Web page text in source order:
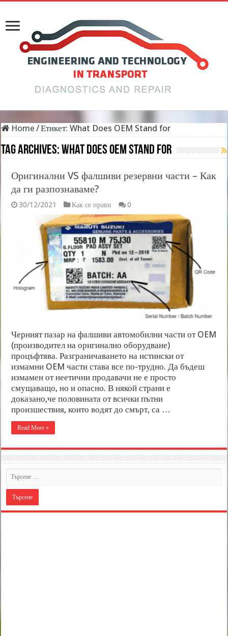
Home /Етикет:What Does OEM Stand for
Tag Archives:What Does OEM Stand for
Оригинални VS фалшиви резервни части – Как
да ги разпознаваме?
30/12/2021 Как се прави 0
Черният пазар на фалшиви автомобилни части от OEM
(производител на оригинално оборудване)
процъфтява. Разграничаването на истински от
измамни OEM части става все по-трудно. Да бъдеш
измамен от неетични продавачи не е просто
смущаващо, но и опасно. В някой страни е
доказано,че половината от всички пътни
произшествия, които водят до смърт, са …
Read More »